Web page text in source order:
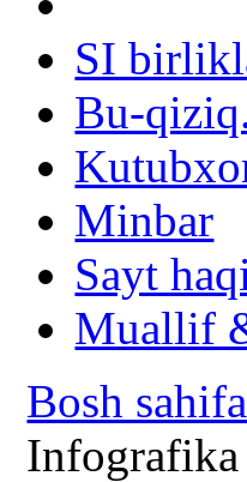
SI
Bu-
Minbar
Sayt
Muallif
Bosh sahifa
Infografika